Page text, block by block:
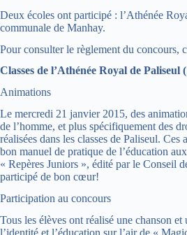
Deux écoles ont participé : l’Athénée
communale de Manhay.
Pour consulter le règlement du concours,
Classes de l’Athénée Royal de Paliseul
Animations
Le mercredi 21 janvier 2015, des
de l’homme, et plus spécifiquement des
réalisées dans les classes de Paliseul. Ces
bon manuel de pratique de l’éducation
« Repères Juniors », édité par le Conseil
participé de bon cœur!
Participation au concours
Tous les élèves ont réalisé une chanson et
l’identité et l’éducation sur l’air de «